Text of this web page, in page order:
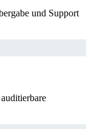
und Support